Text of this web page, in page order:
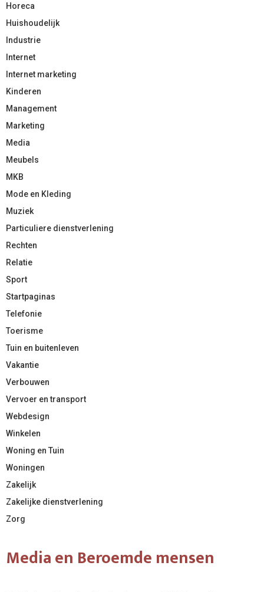
Horeca
Huishoudelijk
Industrie
Internet
Internet marketing
Kinderen
Management
Marketing
Media
Meubels
MKB
Mode en Kleding
Muziek
Particuliere dienstverlening
Rechten
Relatie
Sport
Startpaginas
Telefonie
Toerisme
Tuin en buitenleven
Vakantie
Verbouwen
Vervoer en transport
Webdesign
Winkelen
Woning en Tuin
Woningen
Zakelijk
Zakelijke dienstverlening
Zorg
Media en Beroemde mensen